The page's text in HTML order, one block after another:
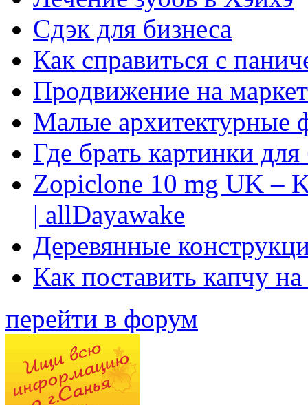
Сдэк для бизнеса
Как справиться с
Продвижение на
Малые архитектурные
Где брать картинки
Zopiclone 10 mg UK –
| allDayawake
Деревянные
Как поставить капчу
перейти в форум